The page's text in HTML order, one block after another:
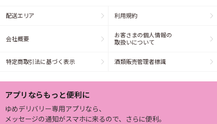
配送エリア 利用規約
会社概要
お客さまの個人情報の
取扱いについて
特定商取引法に基づく表示 酒類販売管理者標識
アプリならもっと便利に
ゆめデリバリー専用アプリなら、
メッセージの通知がスマホに来るので、さらに便利。